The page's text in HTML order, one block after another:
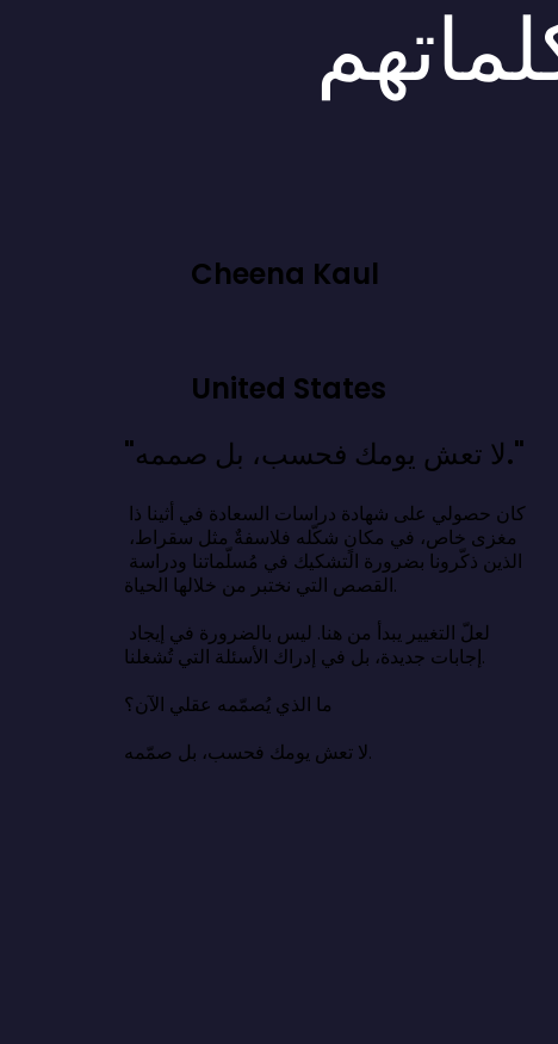
Cheena Kaul
United States
"لا تعش يومك فحسب، بل صممه."
القصص التي نختبر من خلالها الحياة.
إجابات جديدة، بل في إدراك الأسئلة التي تُشغلنا.
ما الذي يُصمّمه عقلي الآن؟
لا تعش يومك فحسب، بل صمّمه.